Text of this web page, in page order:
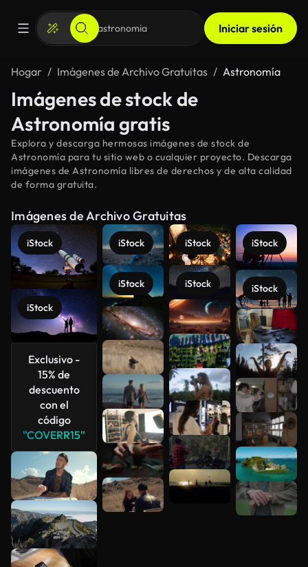
Iniciar sesión
Hogar Imágenes de Archivo Gratuitas Astronomía
Imágenes de stock de
Astronomía gratis
Explora y descarga hermosas imágenes de stock de
Astronomía para tu sitio web o cualquier proyecto. Descarga
imágenes de Astronomía libres de derechos y de alta calidad
de forma gratuita.
Imágenes de Archivo Gratuitas
iStock
iStock
Exclusivo -
15% de
descuento
con el
código
"COVERR15"
iStock
iStock
iStock
iStock
iStock
iStock
Ver más